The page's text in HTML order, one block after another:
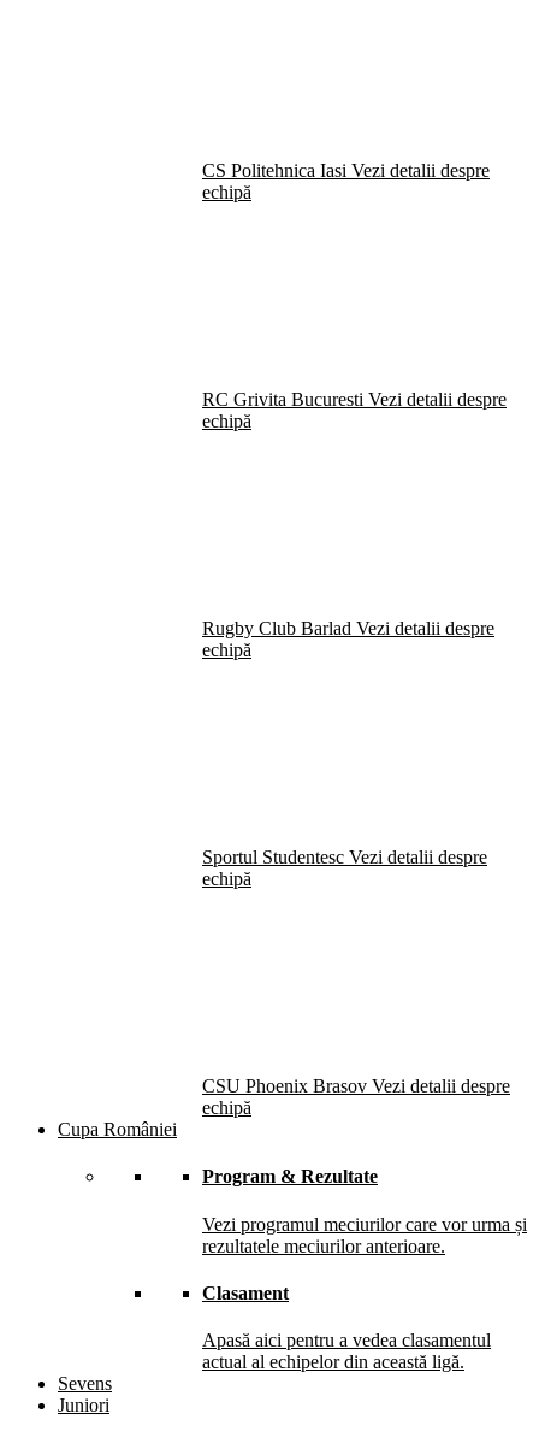
CS Politehnica Iasi Vezi detalii despre
echipă
RC Grivita Bucuresti Vezi detalii despre
echipă
Rugby Club Barlad Vezi detalii despre
echipă
Sportul Studentesc Vezi detalii despre
echipă
CSU Phoenix Brasov Vezi detalii despre
echipă
Cupa României
Program & Rezultate
Vezi programul meciurilor care vor urma și
rezultatele meciurilor anterioare.
Clasament
Apasă aici pentru a vedea clasamentul
actual al echipelor din această ligă.
Sevens
Juniori